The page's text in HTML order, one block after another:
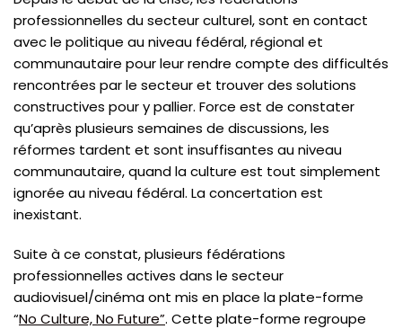
professionnelles du secteur culturel, sont en contact
avec le politique au niveau fédéral, régional et
communautaire pour leur rendre compte des difficultés
rencontrées par le secteur et trouver des solutions
constructives pour y pallier. Force est de constater
qu’après plusieurs semaines de discussions, les
réformes tardent et sont insuffisantes au niveau
communautaire, quand la culture est tout simplement
ignorée au niveau fédéral. La concertation est
inexistant.
Suite à ce constat, plusieurs fédérations
professionnelles actives dans le secteur
audiovisuel/cinéma ont mis en place la plate-forme
“No Culture, No Future”. Cette plate-forme regroupe